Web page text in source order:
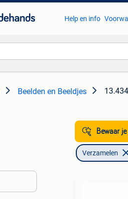
Help en info
Beelden en Beeldjes
Bewaar
Verzamelen